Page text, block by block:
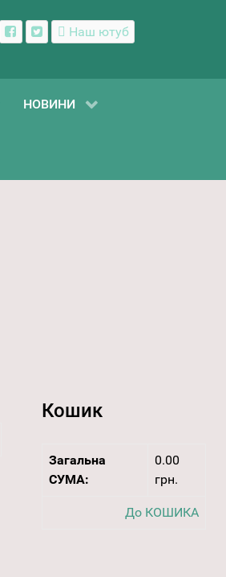
Наш ютуб
НОВИНИ
Кошик
Загальна
СУМА:
0.00
грн.
До КОШИКА